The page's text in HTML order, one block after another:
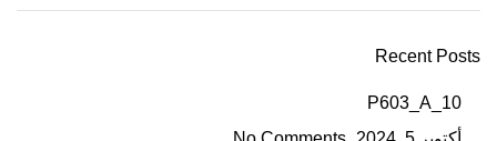
Recent Posts
P603_A_10